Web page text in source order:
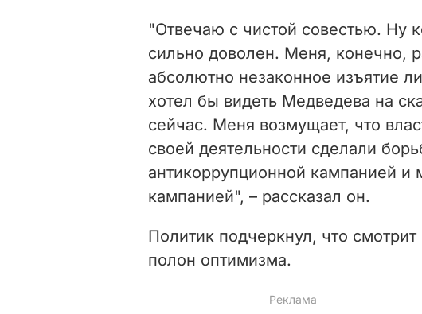
o
"Отвечаю с чистой совестью. Ну
сильно доволен. Меня, конечно,
абсолютно незаконное изъятие
хотел бы видеть Медведева на
сейчас. Меня возмущает, что
своей деятельности сделали
антикоррупционной кампанией и
кампанией", – рассказал он.
Политик подчеркнул, что
полон оптимизма.